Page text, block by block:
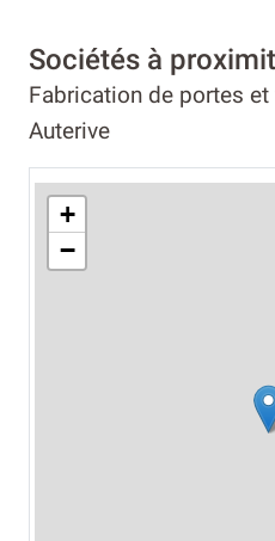
Sociétés à
Fabrication de portes
Auterive
+
−